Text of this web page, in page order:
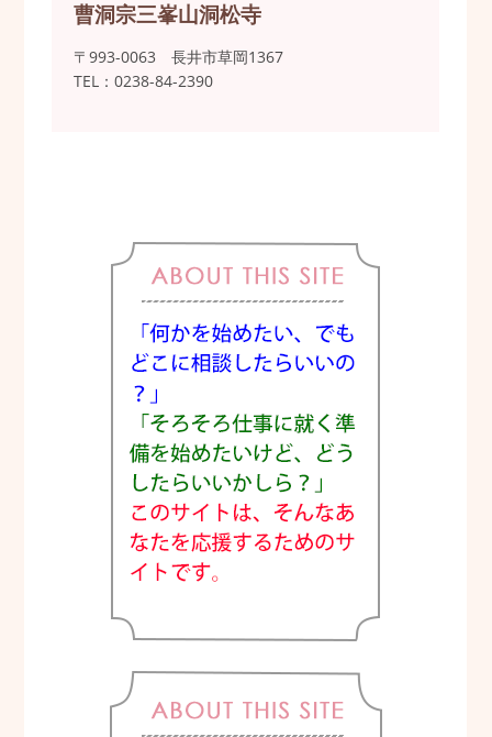
曹洞宗三峯山洞松寺
〒993-0063 長井市草岡1367
TEL：0238-84-2390